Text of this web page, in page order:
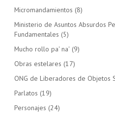
Micromandamientos (8)
Ministerio de Asuntos Absurdos
Fundamentales (5)
Mucho rollo pa' na' (9)
Obras estelares (17)
ONG de Liberadores de Objetos
Parlatos (19)
Personajes (24)